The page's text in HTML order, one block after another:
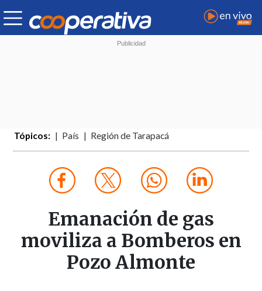
Tópicos: País Región de Tarapacá
Emanación de gas
moviliza a Bomberos en
Pozo Almonte